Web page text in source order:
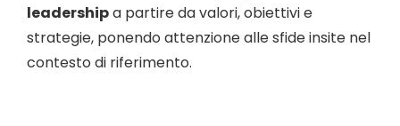
leadershipa partire da valori, obiettivi e
strategie, ponendo attenzione alle sfide insite nel
contesto di riferimento.